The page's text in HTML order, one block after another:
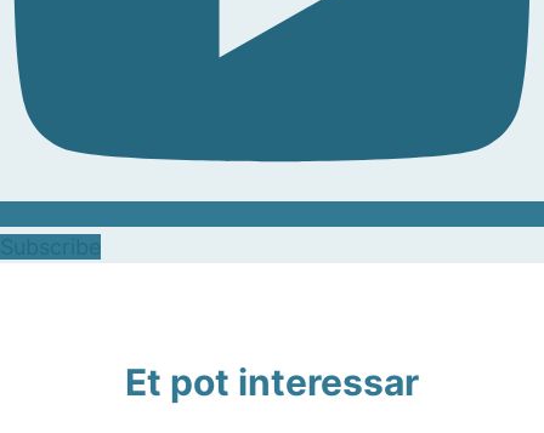
Et pot interessar